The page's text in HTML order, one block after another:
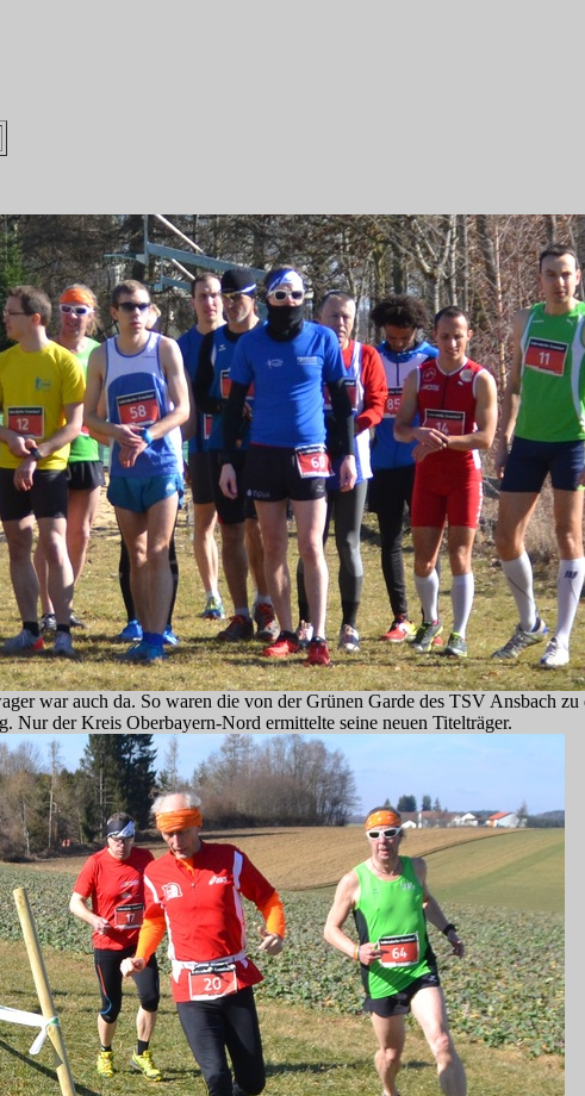
war auch da. So waren die von der Grünen Garde des TSV Ansbach
Nur der Kreis Oberbayern-Nord ermittelte seine neuen Titelträger.